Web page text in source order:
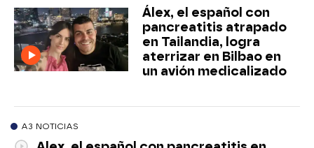
Álex, el español con
pancreatitis atrapado
en Tailandia, logra
aterrizar en Bilbao en
un avión medicalizado
A3 NOTICIAS